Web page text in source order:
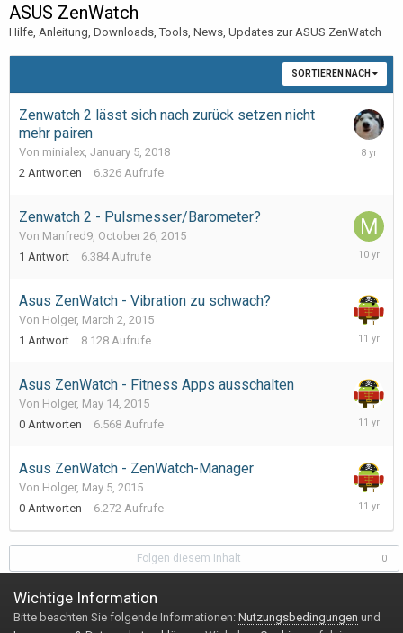
ASUS ZenWatch
Hilfe, Anleitung, Downloads, Tools, News, Updates zur ASUS ZenWatch
SORTIEREN NACH
Zenwatch 2 lässt sich nach zurück setzen nicht
mehr pairen
Von minialex, January 5, 2018
2 Antworten 6.326 Aufrufe
January
Zenwatch 2 - Pulsmesser/Barometer?
Von Manfred9, October 26, 2015
1 Antwort 6.384 Aufrufe
October
Asus ZenWatch - Vibration zu schwach?
Von Holger, March 2, 2015
1 Antwort 8.128 Aufrufe
May
Asus ZenWatch - Fitness Apps ausschalten
Von Holger, May 14, 2015
0 Antworten 6.568 Aufrufe
May
Asus ZenWatch - ZenWatch-Manager
Von Holger, May 5, 2015
0 Antworten 6.272 Aufrufe
May
2015
Folgen diesem Inhalt 0
Impressum & Datenschutzerklärung Kontakt
Wichtige Information
Bitte beachten Sie folgende Informationen: Nutzungsbedingungen und